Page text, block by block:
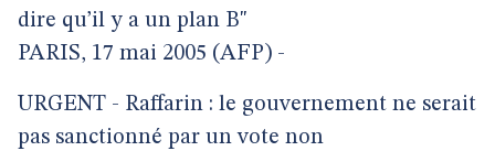
dire qu’il y a un plan B"
PARIS, 17 mai 2005 (AFP) -
URGENT - Raffarin : le gouvernement ne serait
pas sanctionné par un vote non